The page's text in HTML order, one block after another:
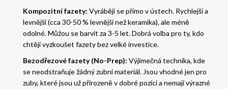
Kompozitní fazety: Vyrábějí se přímo v ústech. Rychlejší a
levnější (cca 30-50 % levnější než keramika), ale méně
odolné. Můžou se barvit za 3-5 let. Dobrá volba pro ty, kdo
chtějí vyzkoušet fazety bez velké investice.
Bezodřezové fazety (No-Prep): Výjimečná technika, kde
se neodstraňuje žádný zubní materiál. Jsou vhodné jen pro
zuby, které jsou už přirozeně v dobré pozici a nemají výrazné